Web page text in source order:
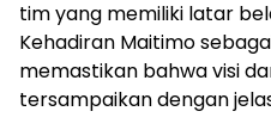
tim yang memiliki latar
Kehadiran Maitimo
memastikan bahwa visi
tersampaikan dengan